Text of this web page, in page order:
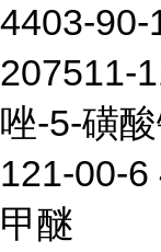
4403-90-
207511-
唑-5-磺
121-00-6
甲醚